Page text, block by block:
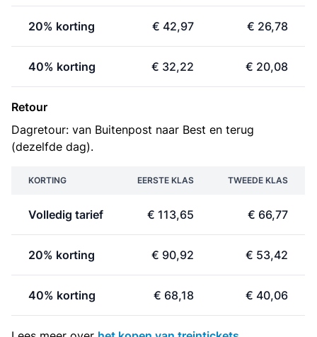
20% korting € 42,97 € 26,78
40% korting € 32,22 € 20,08
Retour
Dagretour: van Buitenpost naar Best en terug
(dezelfde dag).
KORTING EERSTE KLAS TWEEDE KLAS
Volledig tarief € 113,65 € 66,77
20% korting € 90,92 € 53,42
40% korting € 68,18 € 40,06